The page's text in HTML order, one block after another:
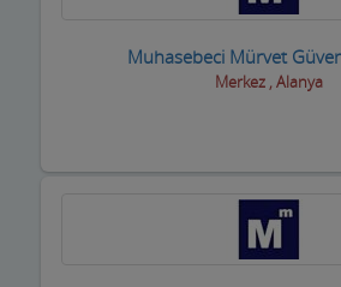
Muhasebeci Mürvet
Merkez , Alanya